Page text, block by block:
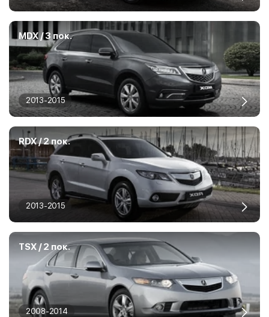
MDX / 3 пок.
2013-2015
RDX / 2 пок.
2013-2015
TSX / 2 пок.
2008-2014